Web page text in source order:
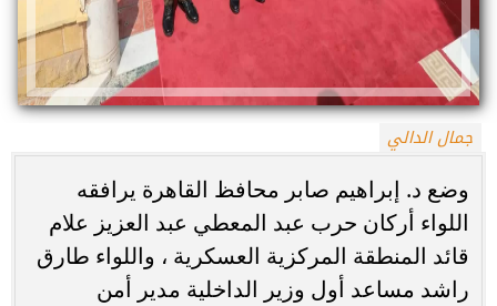
جمال الدالي
وضع د. إبراهيم صابر محافظ القاهرة يرافقه
اللواء أركان حرب عبد المعطي عبد العزيز علام
قائد المنطقة المركزية العسكرية ، واللواء طارق
راشد مساعد أول وزير الداخلية مدير أمن